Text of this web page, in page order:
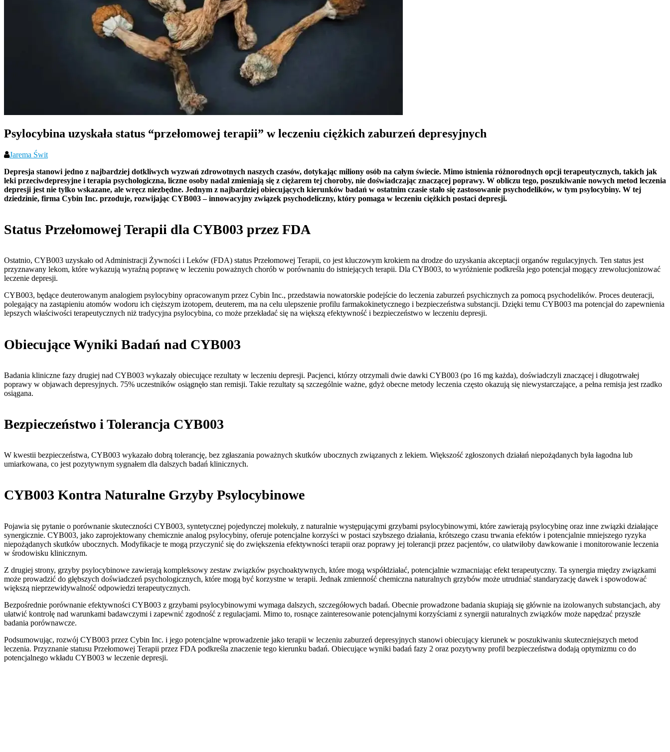
Psylocybina uzyskała status “przełomowej terapii” w leczeniu ciężkich zaburzeń depresyjnych
Jarema Świt
Depresja stanowi jedno z najbardziej dotkliwych wyzwań zdrowotnych naszych czasów, dotykając miliony osób na całym świecie. Mimo istnienia różnorodnych opcji terapeutycznych, takich jak
leki przeciwdepresyjne i terapia psychologiczna, liczne osoby nadal zmieniają się z ciężarem tej choroby, nie doświadczając znaczącej poprawy. W obliczu tego, poszukiwanie nowych metod leczenia
depresji jest nie tylko wskazane, ale wręcz niezbędne. Jednym z najbardziej obiecujących kierunków badań w ostatnim czasie stało się zastosowanie psychodelików, w tym psylocybiny. W tej
dziedzinie, firma Cybin Inc. przoduje, rozwijając CYB003 – innowacyjny związek psychodeliczny, który pomaga w leczeniu ciężkich postaci depresji.
Status Przełomowej Terapii dla CYB003 przez FDA
Ostatnio, CYB003 uzyskało od Administracji Żywności i Leków (FDA) status Przełomowej Terapii, co jest kluczowym krokiem na drodze do uzyskania akceptacji organów regulacyjnych. Ten status jest
przyznawany lekom, które wykazują wyraźną poprawę w leczeniu poważnych chorób w porównaniu do istniejących terapii. Dla CYB003, to wyróżnienie podkreśla jego potencjał mogący zrewolucjonizować
leczenie depresji.
CYB003, będące deuterowanym analogiem psylocybiny opracowanym przez Cybin Inc., przedstawia nowatorskie podejście do leczenia zaburzeń psychicznych za pomocą psychodelików. Proces deuteracji,
polegający na zastąpieniu atomów wodoru ich cięższym izotopem, deuterem, ma na celu ulepszenie profilu farmakokinetycznego i bezpieczeństwa substancji. Dzięki temu CYB003 ma potencjał do zapewnienia
lepszych właściwości terapeutycznych niż tradycyjna psylocybina, co może przekładać się na większą efektywność i bezpieczeństwo w leczeniu depresji.
Obiecujące Wyniki Badań nad CYB003
Badania kliniczne fazy drugiej nad CYB003 wykazały obiecujące rezultaty w leczeniu depresji. Pacjenci, którzy otrzymali dwie dawki CYB003 (po 16 mg każda), doświadczyli znaczącej i długotrwałej
poprawy w objawach depresyjnych. 75% uczestników osiągnęło stan remisji. Takie rezultaty są szczególnie ważne, gdyż obecne metody leczenia często okazują się niewystarczające, a pełna remisja jest rzadko
osiągana.
Bezpieczeństwo i Tolerancja CYB003
W kwestii bezpieczeństwa, CYB003 wykazało dobrą tolerancję, bez zgłaszania poważnych skutków ubocznych związanych z lekiem. Większość zgłoszonych działań niepożądanych była łagodna lub
umiarkowana, co jest pozytywnym sygnałem dla dalszych badań klinicznych.
CYB003 Kontra Naturalne Grzyby Psylocybinowe
Pojawia się pytanie o porównanie skuteczności CYB003, syntetycznej pojedynczej molekuły, z naturalnie występującymi grzybami psylocybinowymi, które zawierają psylocybinę oraz inne związki działające
synergicznie. CYB003, jako zaprojektowany chemicznie analog psylocybiny, oferuje potencjalne korzyści w postaci szybszego działania, krótszego czasu trwania efektów i potencjalnie mniejszego ryzyka
niepożądanych skutków ubocznych. Modyfikacje te mogą przyczynić się do zwiększenia efektywności terapii oraz poprawy jej tolerancji przez pacjentów, co ułatwiłoby dawkowanie i monitorowanie leczenia
w środowisku klinicznym.
Z drugiej strony, grzyby psylocybinowe zawierają kompleksowy zestaw związków psychoaktywnych, które mogą współdziałać, potencjalnie wzmacniając efekt terapeutyczny. Ta synergia między związkami
może prowadzić do głębszych doświadczeń psychologicznych, które mogą być korzystne w terapii. Jednak zmienność chemiczna naturalnych grzybów może utrudniać standaryzację dawek i spowodować
większą nieprzewidywalność odpowiedzi terapeutycznych.
Bezpośrednie porównanie efektywności CYB003 z grzybami psylocybinowymi wymaga dalszych, szczegółowych badań. Obecnie prowadzone badania skupiają się głównie na izolowanych substancjach, aby
ułatwić kontrolę nad warunkami badawczymi i zapewnić zgodność z regulacjami. Mimo to, rosnące zainteresowanie potencjalnymi korzyściami z synergii naturalnych związków może napędzać przyszłe
badania porównawcze.
Podsumowując, rozwój CYB003 przez Cybin Inc. i jego potencjalne wprowadzenie jako terapii w leczeniu zaburzeń depresyjnych stanowi obiecujący kierunek w poszukiwaniu skuteczniejszych metod
leczenia. Przyznanie statusu Przełomowej Terapii przez FDA podkreśla znaczenie tego kierunku badań. Obiecujące wyniki badań fazy 2 oraz pozytywny profil bezpieczeństwa dodają optymizmu co do
potencjalnego wkładu CYB003 w leczenie depresji.